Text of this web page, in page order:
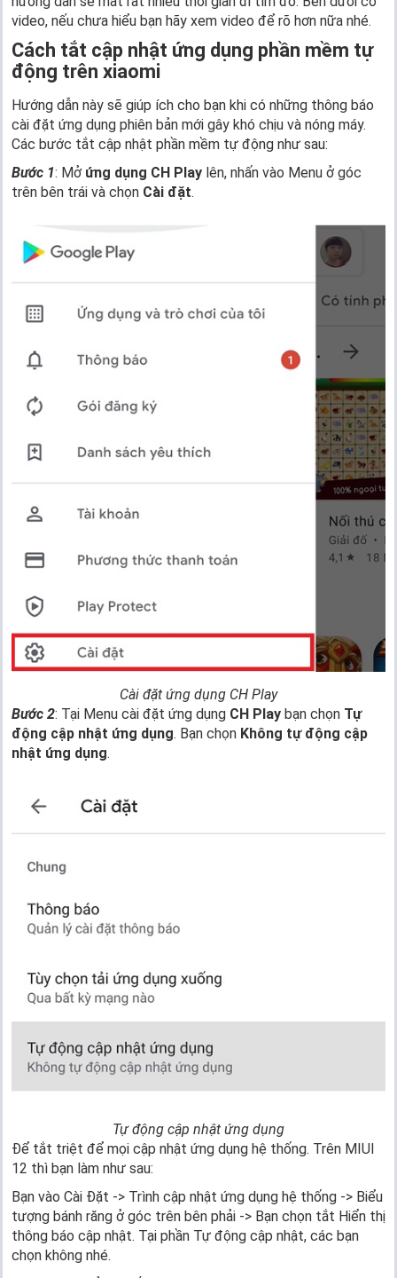
video, nếu chưa hiểu bạn hãy xem video để rõ hơn nữa nhé.
Cách tắt cập nhật ứng dụng phần mềm tự
động trên xiaomi
Hướng dẫn này sẽ giúp ích cho bạn khi có những thông báo
cài đặt ứng dụng phiên bản mới gây khó chịu và nóng máy.
Các bước tắt cập nhật phần mềm tự động như sau:
Bước 1: Mở ứng dụng CH Play lên, nhấn vào Menu ở góc
trên bên trái và chọn Cài đặt.
Cài đặt ứng dụng CH Play
Bước 2: Tại Menu cài đặt ứng dụng CH Play bạn chọn Tự
động cập nhật ứng dụng. Bạn chọn Không tự động cập
nhật ứng dụng.
Tự động cập nhật ứng dụng
Để tắt triệt để mọi cập nhật ứng dụng hệ thống. Trên MIUI
12 thì bạn làm như sau:
Bạn vào Cài Đặt -> Trình cập nhật ứng dụng hệ thống -> Biểu
tượng bánh răng ở góc trên bên phải -> Bạn chọn tắt Hiển thị
thông báo cập nhật. Tại phần Tự động cập nhật, các bạn
chọn không nhé.